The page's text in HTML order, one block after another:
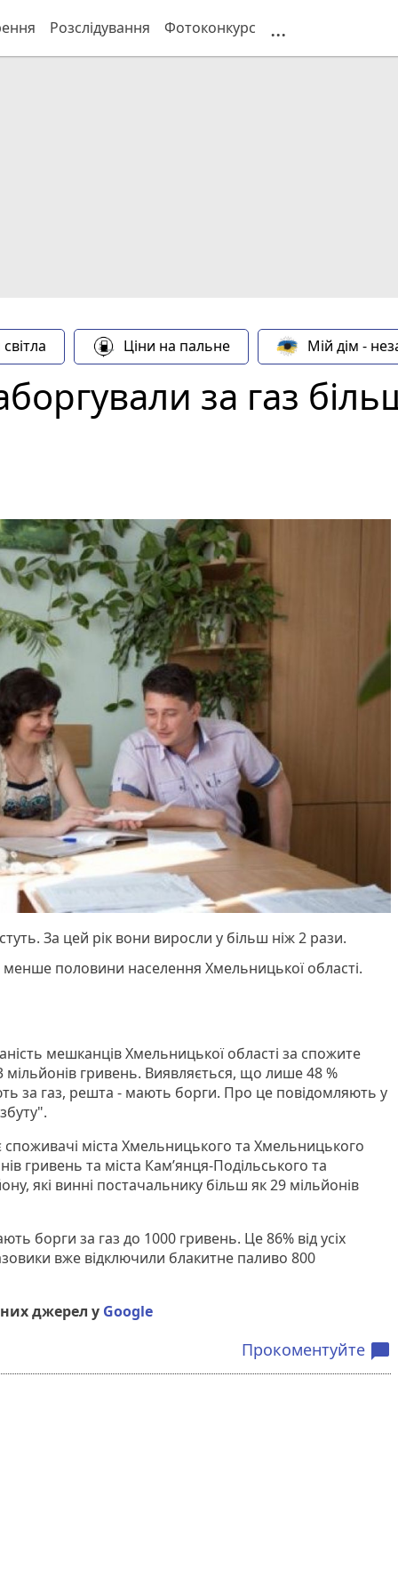
Розслідування Фотоконкурс ...
Ціни на пальне Мій дім -
за газ
За цей рік вони виросли у більш ніж 2 рази.
менше половини населення Хмельницької області.
мешканців Хмельницької області за спожите
мільйонів гривень. Виявляється, що лише 48 %
за газ, решта - мають борги. Про це повідомляють у
міста Хмельницького та Хмельницького
гривень та міста Кам’янця-Подільського та
які винні постачальнику більш як 29 мільйонів
борги за газ до 1000 гривень. Це 86% від усіх
вже відключили блакитне паливо 800
джерел у Google
Прокоментуйте chat_bubble